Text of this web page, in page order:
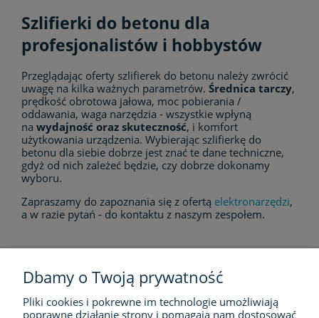
Szlifierki do betonu dla
profesjonalistów i hobbystów
Przeglądając oferty szlifierek do betonu należy zwrócić
uwagę na kilka ważnych parametrów. Średnica tarczy,
prędkość obrotowa jałowa, moc pobierania /
oddawania, waga narzędzia - wszystkie wpłyną
na wydajność oraz skuteczność, i komfort
użytkowania urządzenia. Wybierając szlifierkę do
betonu dla siebie dobrze jest znać te dane techniczne,
gdyż od nich zależeć będzie, czy dobrze dokonamy
wyboru.
Zapraszamy do zapoznania się z ofertą elektronarzędzi,
a w razie pytań - do kontaktu z naszym zespołem.
FIRMA
Dbamy o Twoją prywatność
Pliki cookies i pokrewne im technologie umożliwiają
poprawne działanie strony i pomagają nam dostosować